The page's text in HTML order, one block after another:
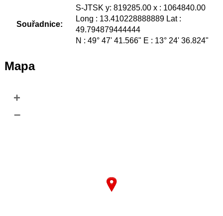
Souřadnice:
S-JTSK y: 819285.00 x : 1064840.00
Long : 13.410228888889 Lat :
49.794879444444
N : 49° 47' 41.566" E : 13° 24' 36.824"
Mapa
+
–